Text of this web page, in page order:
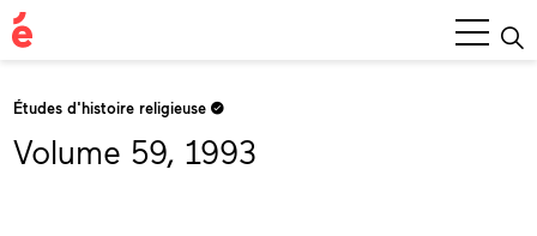
Main
Menu
Études d'histoire religieuse
Volume 59, 1993